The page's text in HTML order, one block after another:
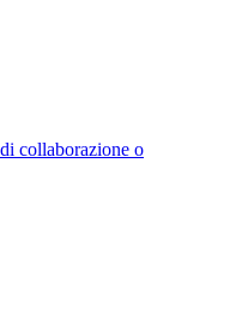
collaborazione o